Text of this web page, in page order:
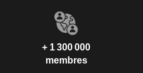
+ 1 300 000
membres